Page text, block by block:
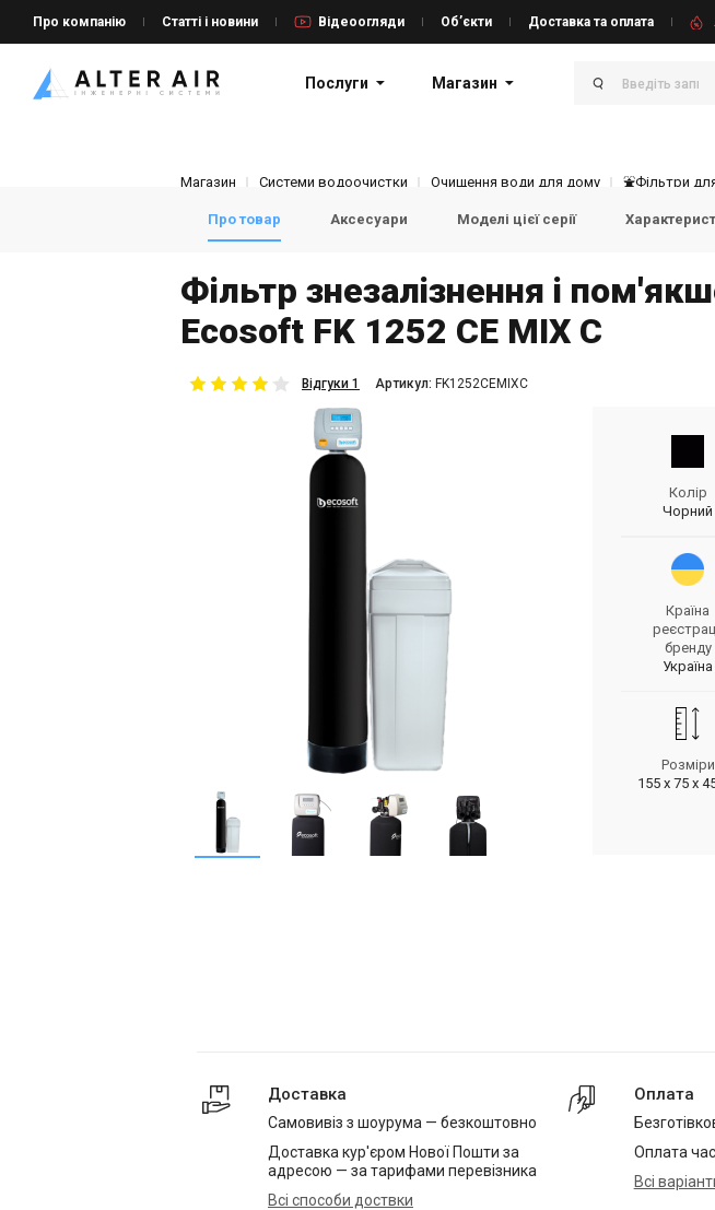
Про компанію Статті і новини Відеоогляди Об’єкти Доставка та оплата
Послуги Магазин
Магазин Системи водоочистки Очищення води для дому ⛲Фільтри
Про товар Аксесуари Моделі цієї серії
Фільтр знезалізнення і
Ecosoft FK 1252 CE MIX C
Відгуки 1 Aртикул: FK1252CEMIXC
Колір
Чорний
Країна
бренду
Україна
Розміри
155 х 75 х
Доставка
Самовивіз з шоурума — безкоштовно
Доставка кур'єром Нової Пошти за
адресою — за тарифами перевізника
Всі способи доствки
Оплата
Оплата
Всі